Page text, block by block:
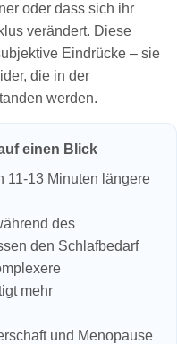
oder dass sich ihr
verändert. Diese
Eindrücke – sie
die in der
werden.
einen Blick
11-13 Minuten längere
des
den Schlafbedarf
mehr
und Menopause